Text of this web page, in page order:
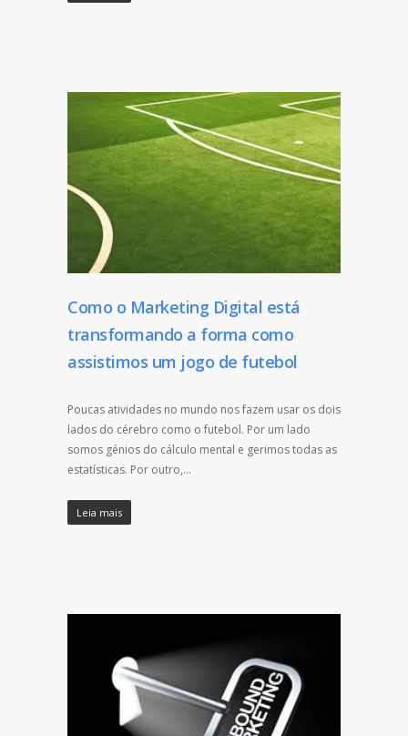
Como o Marketing Digital está
transformando a forma como
assistimos um jogo de futebol
Poucas atividades no mundo nos fazem usar os dois
lados do cérebro como o futebol. Por um lado
somos génios do cálculo mental e gerimos todas as
estatísticas. Por outro,…
Leia mais